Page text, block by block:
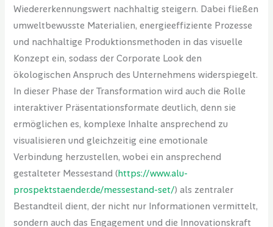
Wiedererkennungswert nachhaltig steigern. Dabei fließen
umweltbewusste Materialien, energieeffiziente Prozesse
und nachhaltige Produktionsmethoden in das visuelle
Konzept ein, sodass der Corporate Look den
ökologischen Anspruch des Unternehmens widerspiegelt.
In dieser Phase der Transformation wird auch die Rolle
interaktiver Präsentationsformate deutlich, denn sie
ermöglichen es, komplexe Inhalte ansprechend zu
visualisieren und gleichzeitig eine emotionale
Verbindung herzustellen, wobei ein ansprechend
gestalteter Messestand (https://www.alu-
prospektstaender.de/messestand-set/) als zentraler
Bestandteil dient, der nicht nur Informationen vermittelt,
sondern auch das Engagement und die Innovationskraft